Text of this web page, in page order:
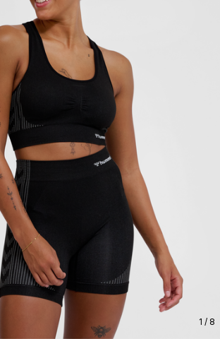
1 / 8